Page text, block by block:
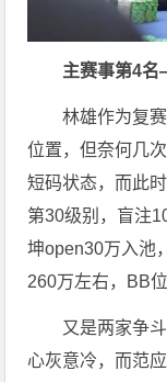
主赛事第4
林雄作为复
位置，但奈何几
短码状态，而此
第30级别，盲注
坤open30万入池
260万左右，BB
又是两家争
心灰意冷，而范